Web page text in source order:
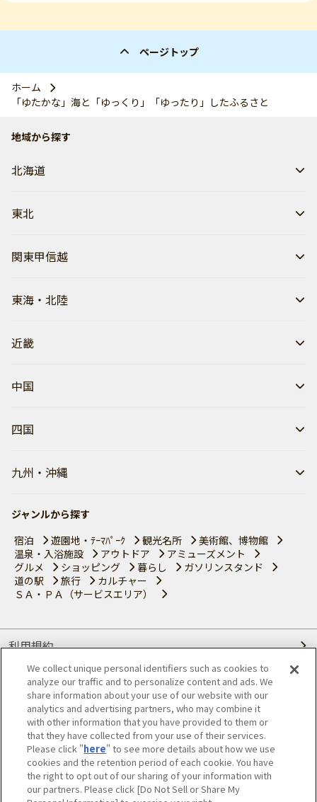
ページトップ
ホーム
「ゆたかな」海と「ゆっくり」「ゆったり」したふるさと
地域から探す
北海道
東北
関東甲信越
東海・北陸
近畿
中国
四国
九州・沖縄
ジャンルから探す
宿泊
遊園地・ﾃｰﾏﾊﾟｰｸ 観光名所
美術館、博物館
温泉・入浴施設
アウトドア
アミューズメント
グルメ
ショッピング 暮らし
ガソリンスタンド
道の駅
旅行
カルチャー
ＳＡ・ＰＡ（サービスエリア）
利用規約
個人情報の取り扱いについて
会員優待サービスの提携をご検討の方へ
JAFホームページ
© JAPAN AUTOMOBILE FEDERATION. All rights reserved.
We collect unique personal identifiers such as cookies to
analyze our traffic and to personalize content and ads. We
share information about your use of our website with our
analytics and advertising partners, who may combine it
with other information that you have provided to them or
that they have collected from your use of their services.
Please click "here" to see more details about how we use
cookies and the retention period of each cookie. You have
the right to opt out of our sharing of your information with
our partners. Please click [Do Not Sell or Share My